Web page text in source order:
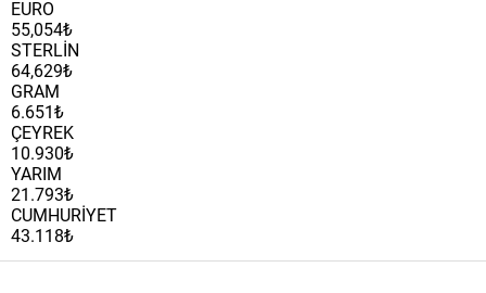
EURO
55,054₺
STERLİN
64,629₺
GRAM
6.651₺
ÇEYREK
10.930₺
YARIM
21.793₺
CUMHURİYET
43.118₺